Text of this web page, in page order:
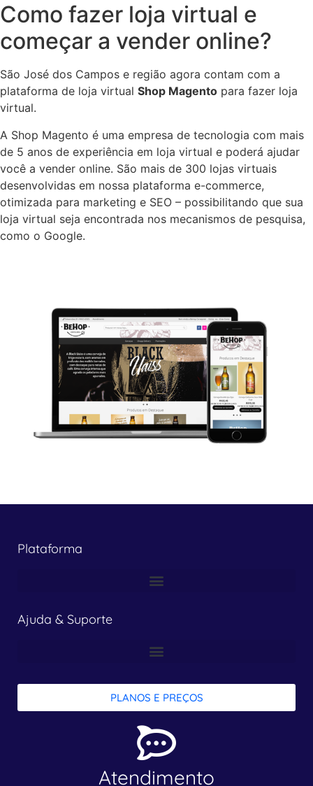
Como fazer loja virtual e
começar a vender online?
São José dos Campos e região agora contam com a
plataforma de loja virtual Shop Magento para fazer loja
virtual.
A Shop Magento é uma empresa de tecnologia com mais
de 5 anos de experiência em loja virtual e poderá ajudar
você a vender online. São mais de 300 lojas virtuais
desenvolvidas em nossa plataforma e-commerce,
otimizada para marketing e SEO – possibilitando que sua
loja virtual seja encontrada nos mecanismos de pesquisa,
como o Google.
Plataforma
Ajuda & Suporte
PLANOS E PREÇOS
Atendimento